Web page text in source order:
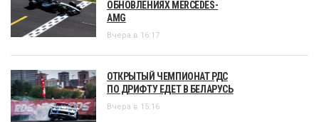
ОБНОВЛЕНИЯХ MERCEDES-
AMG
Вчера в 16:17
ОТКРЫТЫЙ ЧЕМПИОНАТ РДС
ПО ДРИФТУ ЕДЕТ В БЕЛАРУСЬ
Вчера в 15:16